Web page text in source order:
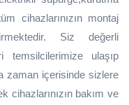
cihazlarınızın montaj
Siz değerli
temsilcilerimize ulaşıp
zaman içerisinde sizlere
cihazlarınızın bakım ve